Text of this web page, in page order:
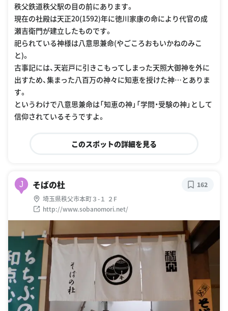
秩父鉄道秩父駅の目の前にあります。
現在の社殿は天正20(1592)年に徳川家康の命により代官の成
瀬吉衛門が建立したものです。
祀られている神様は八意思兼命(やごころおもいかねのみこ
と)。
古事記には、天岩戸に引きこもってしまった天照大御神を外に
出すため、集まった八百万の神々に知恵を授けた神…とありま
す。
というわけで八意思兼命は「知恵の神」「学問・受験の神」として
信仰されているそうですよ。
このスポットの詳細を見る
J そばの杜
埼玉県秩父市本町３-１ ２F
http://www.sobanomori.net/
162